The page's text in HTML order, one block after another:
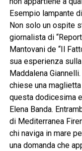
Esempio lampante
Non solo un ospite
giornalista di
Mantovani de “Il
sua esperienza
Maddalena
chiese una
questa dodicesima
Elena Banda.
di Mediterranea
chi naviga in mare
una domanda che